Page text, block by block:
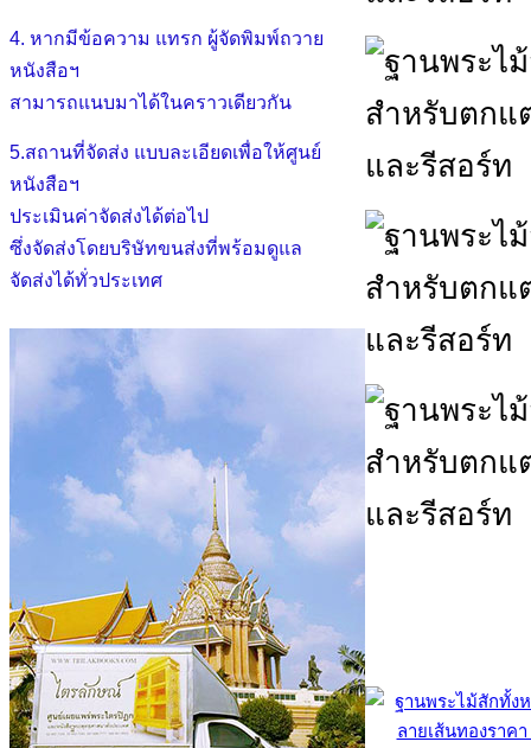
4. หากมีข้อความ แทรก ผู้จัดพิมพ์ถวาย
หนังสือฯ
สามารถแนบมาได้ในคราวเดียวกัน
5.สถานที่จัดส่ง แบบละเอียดเพื่อให้ศูนย์
หนังสือฯ
ประเมินค่าจัดส่งได้ต่อไป
ซึ่งจัดส่งโดยบริษัทขนส่งที่พร้อมดูแล
จัดส่งได้ทั่วประเทศ